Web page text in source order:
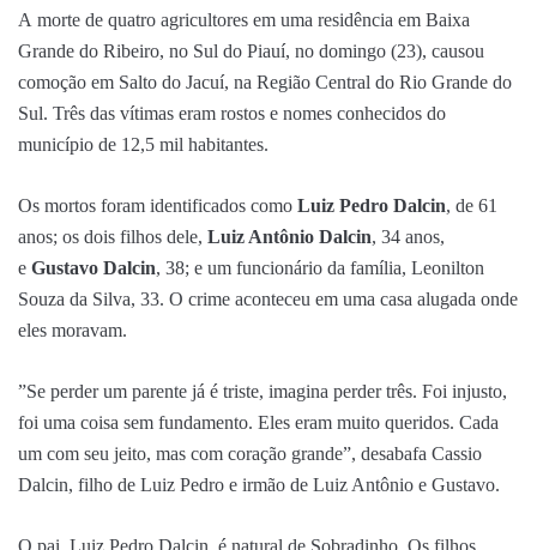
A morte de quatro agricultores em uma residência em Baixa
Grande do Ribeiro, no Sul do Piauí, no domingo (23), causou
comoção em Salto do Jacuí, na Região Central do Rio Grande do
Sul. Três das vítimas eram rostos e nomes conhecidos do
município de 12,5 mil habitantes.
Os mortos foram identificados como Luiz Pedro Dalcin, de 61
anos; os dois filhos dele, Luiz Antônio Dalcin, 34 anos,
e Gustavo Dalcin, 38; e um funcionário da família, Leonilton
Souza da Silva, 33. O crime aconteceu em uma casa alugada onde
eles moravam.
”Se perder um parente já é triste, imagina perder três. Foi injusto,
foi uma coisa sem fundamento. Eles eram muito queridos. Cada
um com seu jeito, mas com coração grande”, desabafa Cassio
Dalcin, filho de Luiz Pedro e irmão de Luiz Antônio e Gustavo.